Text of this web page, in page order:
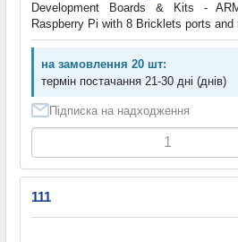
Development Boards & Kits -
Raspberry Pi with 8 Bricklets ports
на замовлення 20 шт:
термін постачання 21-30 дні (днів)
Підписка на надходження
111